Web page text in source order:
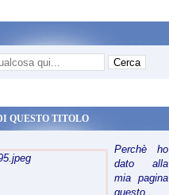
QUESTO TITOLO
Perchè ho
dato alla
mia pagina
questo